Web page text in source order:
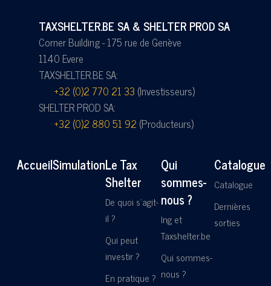
TAXSHELTER.BE SA & SHELTER PROD SA
Corner Building - 175 rue de Genève
1140 Evere
TAXSHELTER.BE SA:
+32 (0)2 770 21 33 (Investisseurs)
SHELTER PROD SA:
+32 (0)2 880 51 92 (Producteurs)
AccueilSimulationLe Tax
Shelter
De quoi s'agit-
il ?
Qui peut
investir ?
En pratique ?
Qui
sommes-
nous ?
Ing et
Taxshelter.be
Qui sommes-
nous ?
Catalogue
Catalogue
Dernières
sorties